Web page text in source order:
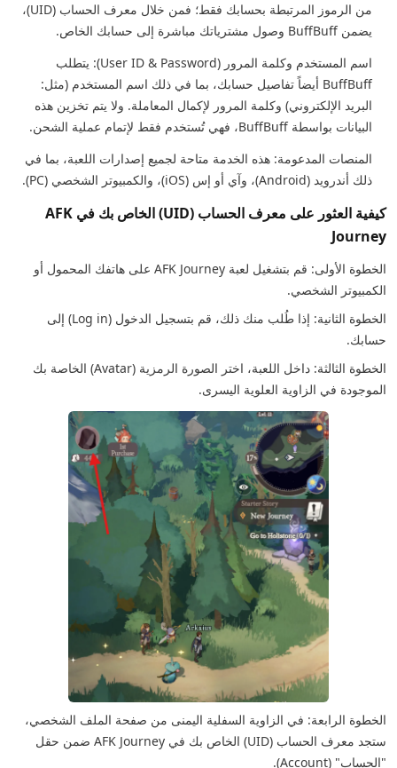
من الرموز المرتبطة بحسابك فقط؛ فمن خلال معرف الحساب (UID)،
يضمن BuffBuff وصول مشترياتك مباشرة إلى حسابك الخاص.
اسم المستخدم وكلمة المرور (User ID & Password): يتطلب
BuffBuff أيضاً تفاصيل حسابك، بما في ذلك اسم المستخدم (مثل:
البريد الإلكتروني) وكلمة المرور لإكمال المعاملة. ولا يتم تخزين هذه
البيانات بواسطة BuffBuff، فهي تُستخدم فقط لإتمام عملية الشحن.
المنصات المدعومة: هذه الخدمة متاحة لجميع إصدارات اللعبة، بما في
ذلك أندرويد (Android)، وآي أو إس (iOS)، والكمبيوتر الشخصي (PC).
كيفية العثور على معرف الحساب (UID) الخاص بك في AFK
Journey
الخطوة الأولى: قم بتشغيل لعبة AFK Journey على هاتفك المحمول أو
الكمبيوتر الشخصي.
الخطوة الثانية: إذا طُلب منك ذلك، قم بتسجيل الدخول (Log in) إلى
حسابك.
الخطوة الثالثة: داخل اللعبة، اختر الصورة الرمزية (Avatar) الخاصة بك
الموجودة في الزاوية العلوية اليسرى.
الخطوة الرابعة: في الزاوية السفلية اليمنى من صفحة الملف الشخصي،
ستجد معرف الحساب (UID) الخاص بك في AFK Journey ضمن حقل
"الحساب" (Account).